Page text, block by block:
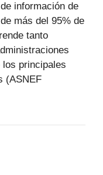
información de
más del 95% de
tanto
los principales
(ASNEF